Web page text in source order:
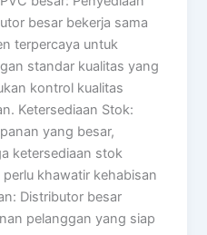
besar bekerja sama
terpercaya untuk
standar kualitas yang
kontrol kualitas
Ketersediaan Stok:
yang besar,
ketersediaan stok
khawatir kehabisan
Distributor besar
pelanggan yang siap